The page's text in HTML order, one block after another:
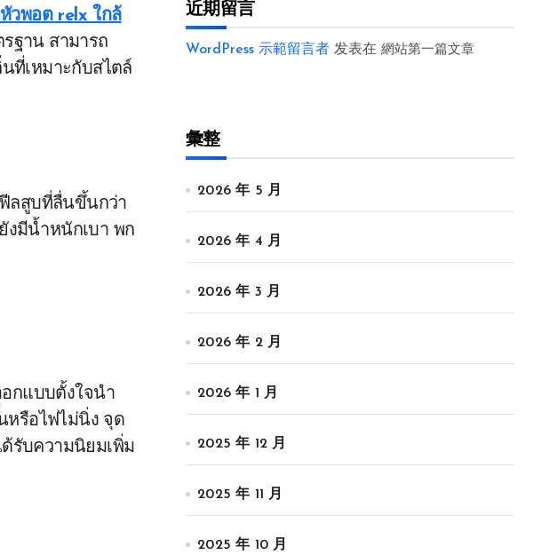
วพอต relx ใกล้
ฐาน สามารถ
ที่เหมาะกับสไตล์
ลสูบที่ลื่นขึ้นกว่า
งมีน้ำหนักเบา พก
กแบบตั้งใจนำ
หรือไฟไม่นิ่ง จุด
รับความนิยมเพิ่ม
近期留言
WordPress 示範留言者 发表在 網站第一篇文章
彙整
2026 年 5 月
2026 年 4 月
2026 年 3 月
2026 年 2 月
2026 年 1 月
2025 年 12 月
2025 年 11 月
2025 年 10 月